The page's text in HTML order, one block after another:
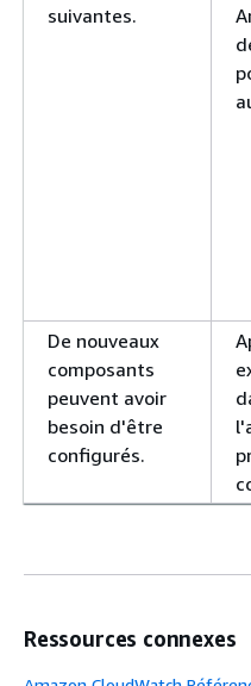
suivantes.
De nouveaux
composants
peuvent avoir
besoin d'être
configurés.
Ressources connexes